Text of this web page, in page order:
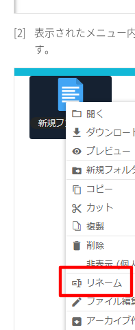
[2]
表示されたメニュー
す。